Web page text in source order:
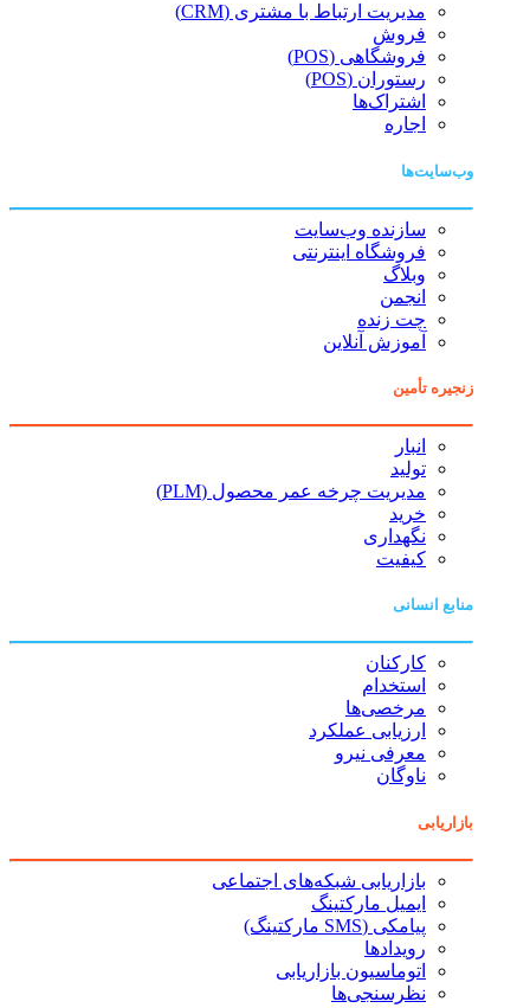
مدیریت ارتباط با مشتری (CRM)
فروش
فروشگاهی (POS)
رستوران (POS)
اشتراک‌ها
اجاره
وب‌سایت‌ها
سازنده وب‌سایت
فروشگاه اینترنتی
وبلاگ
انجمن
چت زنده
آموزش آنلاین
زنجیره تأمین
انبار
تولید
مدیریت چرخه عمر محصول (PLM)
خرید
نگهداری
کیفیت
منابع انسانی
کارکنان
استخدام
مرخصی‌ها
ارزیابی عملکرد
معرفی نیرو
ناوگان
بازاریابی
بازاریابی شبکه‌های اجتماعی
ایمیل مارکتینگ
پیامکی (SMS مارکتینگ)
رویدادها
اتوماسیون بازاریابی
نظرسنجی‌ها